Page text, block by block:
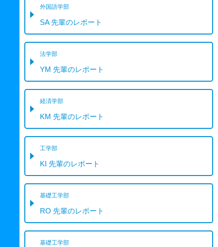
外国語学部
SA 先輩のレポート
法学部
YM 先輩のレポート
経済学部
KM 先輩のレポート
工学部
KI 先輩のレポート
基礎工学部
RO 先輩のレポート
基礎工学部